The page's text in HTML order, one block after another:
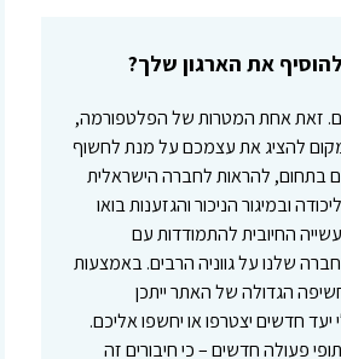
את הארגון שלך?
זאת אחת המטרות של הפלטפורמה,
להציג את עצמכם על מנת לחשוף
בתחום, להראות לחברה הישראלית
ובמיגור הניכור והגזענות בואו
החיובית להתמודדות עם
שלנו על גווניה הרבים. באמצעות
הגדולה של האתר ייתכן
יעד חדשים יצטרפו או יחשפו אליכם.
פעולה חדשים – כי חיבורים זה